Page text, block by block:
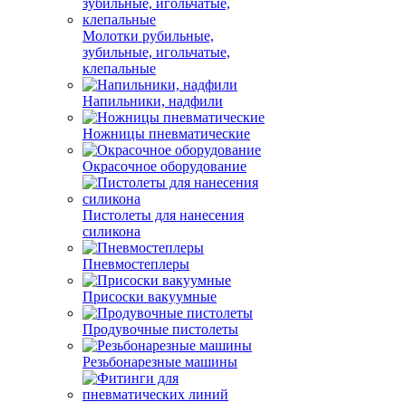
Молотки рубильные,
зубильные, игольчатые,
клепальные
Напильники, надфили
Ножницы пневматические
Окрасочное оборудование
Пистолеты для нанесения
силикона
Пневмостеплеры
Присоски вакуумные
Продувочные пистолеты
Резьбонарезные машины